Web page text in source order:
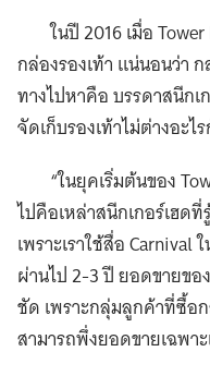
ในปี 2016 เมื่อ
กล่องรองเท้า แน่นอนว่า
ทางไปหาคือ บรรดาสนีก
จัดเก็บรองเท้าไม่ต่างอะ
“ในยุคเริ่มต้นของ
ไปคือเหล่าสนีกเกอร์เฮด
เพราะเราใช้สื่อ Carnival
ผ่านไป 2-3 ปี ยอดขายขอ
ชัด เพราะกลุ่มลูกค้าที่ซื้อก
สามารถพึ่งยอดขายเฉพา